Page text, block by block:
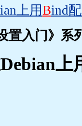
上用Bind
置入门》
上